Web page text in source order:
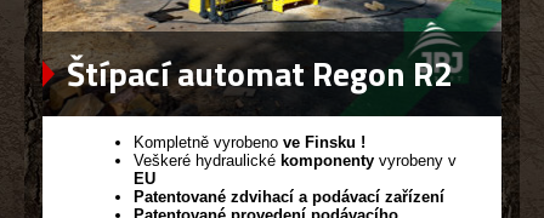
Štípací automat Regon R2
Kompletně vyrobeno ve Finsku !
Veškeré hydraulické komponenty vyrobeny v
EU
Patentované zdvihací a podávací zařízení